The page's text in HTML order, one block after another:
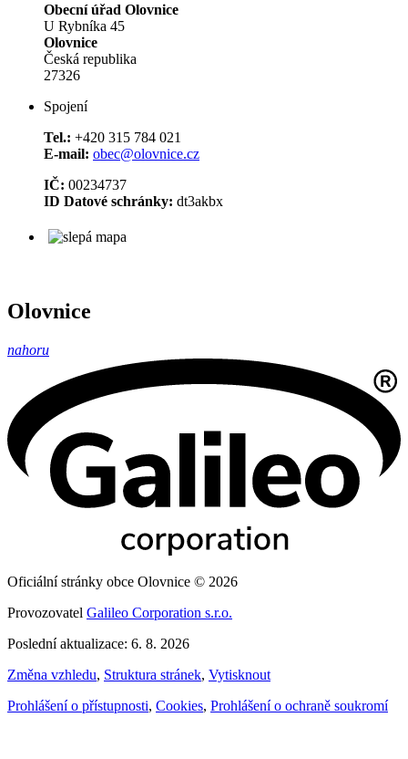
Obecní úřad Olovnice
U Rybníka 45
Olovnice
Česká republika
27326
Spojení
Tel.: +420 315 784 021
E-mail: obec@olovnice.cz
IČ: 00234737
ID Datové schránky: dt3akbx
Olovnice
nahoru
Oficiální stránky obce Olovnice © 2026
Provozovatel Galileo Corporation s.r.o.
Poslední aktualizace: 6. 8. 2026
Změna vzhledu, Struktura stránek, Vytisknout
Prohlášení o přístupnosti, Cookies, Prohlášení o ochraně soukromí